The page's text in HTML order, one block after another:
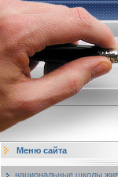
Меню сайта
национальные школы